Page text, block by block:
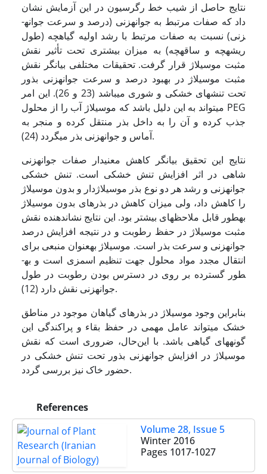
نتایج حاصل از شیب خط رگرسیون در این آزمایش نشان
داد که صفات مرتبط به جوانه­زنی (درصد و سرعت جوانه­
زنی) نسبت به صفات مرتبط با رشد اولیه گیاهچه (طول
ریشه­چه و ساقه­چه) به میزان بیشتری تحت تأثیر نقش
مثبت موسیلاژ قرار گرفت. تحقیقات مختلفی بیان­گر نقش
مثبت موسیلاژ در بهبود درصد و سرعت جوانه­زنی بذور
تحت تنش­های خشکی و شوری می­باشد (23 و 26). این امر
می­تواند به این دلیل باشد که موسیلاژ آب را از محلول PEG
جذب کرده و آن را به داخل بذر منتقل کرده و منجر به
آماس و جوانه­زنی بذر می­گردد (24).
نتایج این تحقیق بیانگر کاهش معنی­دار صفات جوانه­زنی
شاهی در اثر افزایش تنش خشکی است. تنش خشکی
جوانه­زنی و رشد هر دو نوع بذر موسیلاژدار و بدون موسیلاژ
را کاهش داد، ولی میزان کاهش در بذرهای بدون موسیلاژ
به­طور قابل ملاحظه­ای بیشتر بود. این نتایج نشان­دهنده نقش
مثبت موسیلاژ در حفظ رطوبت و در نتیجه افزایش درصد
جوانه­زنی و سرعت بذر است. موسیلاژ به­عنوان منبعی برای
انتقال مجدد مواد محلول جهت تنظیم اسمزی است و به­
طور گسترده بر روی در دسترس بودن رطوبت در طول
جوانه­زنی نقش دارد (12).
بنابراین وجود موسیلاژ در بذرهای گیاهان موجود در مناطق
خشک می­تواند عامل مهمی در حفظ بقاء و پراکندگی این
گونه­های گیاهی باشد. با این‌حال، ضروری است که نقش
موسیلاژ در افزایش جوانه­زنی بذور تحت تنش خشکی در
حضور خاک نیز بررسی گردد.
References
Volume 28, Issue 5
Winter 2016
Pages 1017-1027